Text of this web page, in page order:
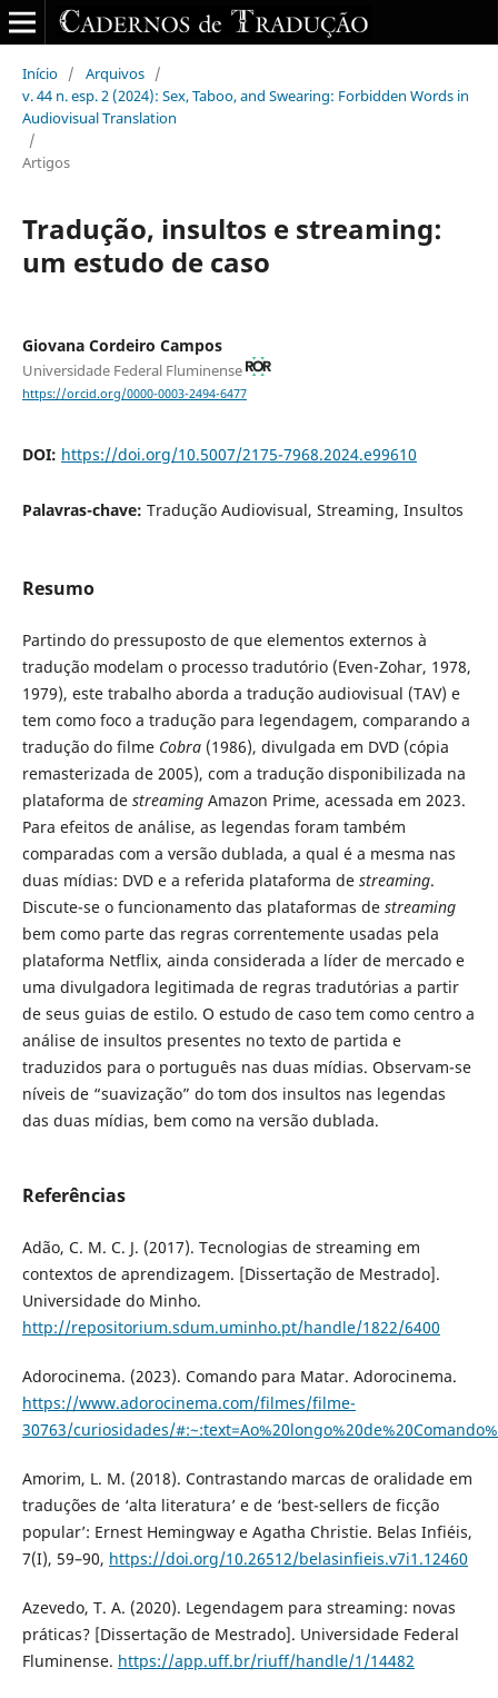
Início / Arquivos /
v. 44 n. esp. 2 (2024): Sex, Taboo, and Swearing: Forbidden Words in
Audiovisual Translation
/
Artigos
Tradução, insultos e streaming:
um estudo de caso
Giovana Cordeiro Campos
Universidade Federal Fluminense
https://orcid.org/0000-0003-2494-6477
DOI: https://doi.org/10.5007/2175-7968.2024.e99610
Palavras-chave: Tradução Audiovisual, Streaming, Insultos
Resumo
Partindo do pressuposto de que elementos externos à
tradução modelam o processo tradutório (Even-Zohar, 1978,
1979), este trabalho aborda a tradução audiovisual (TAV) e
tem como foco a tradução para legendagem, comparando a
tradução do filme Cobra (1986), divulgada em DVD (cópia
remasterizada de 2005), com a tradução disponibilizada na
plataforma de streamingAmazon Prime, acessada em 2023.
Para efeitos de análise, as legendas foram também
comparadas com a versão dublada, a qual é a mesma nas
duas mídias: DVD e a referida plataforma de streaming.
Discute-se o funcionamento das plataformas de streaming
bem como parte das regras correntemente usadas pela
plataforma Netflix, ainda considerada a líder de mercado e
uma divulgadora legitimada de regras tradutórias a partir
de seus guias de estilo. O estudo de caso tem como centro a
análise de insultos presentes no texto de partida e
traduzidos para o português nas duas mídias. Observam-se
níveis de “suavização” do tom dos insultos nas legendas
das duas mídias, bem como na versão dublada.
Referências
Adão, C. M. C. J. (2017). Tecnologias de streaming em
contextos de aprendizagem. [Dissertação de Mestrado].
Universidade do Minho.
http://repositorium.sdum.uminho.pt/handle/1822/6400
Adorocinema. (2023). Comando para Matar. Adorocinema.
https://www.adorocinema.com/filmes/filme-
30763/curiosidades/
Amorim, L. M. (2018). Contrastando marcas de oralidade em
traduções de ‘alta literatura’ e de ‘best-sellers de ficção
popular’: Ernest Hemingway e Agatha Christie. Belas Infiéis,
7(I), 59–90, https://doi.org/10.26512/belasinfieis.v7i1.12460
Azevedo, T. A. (2020). Legendagem para streaming: novas
práticas? [Dissertação de Mestrado]. Universidade Federal
Fluminense. https://app.uff.br/riuff/handle/1/14482